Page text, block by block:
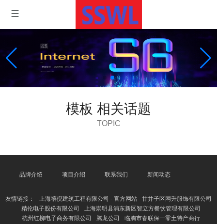
模板 相关话题
TOPIC
品牌介绍 项目介绍 联系我们 新闻动态
友情链接： 上海禧倪建筑工程有限公司 - 官方网站
甘井子区网升服饰有限公司
精伦电子股份有限公司
上海崇明县浦东新区智立方餐饮管理有限公司
杭州红柳电子商务有限公司
腾龙公司
临朐市春联保一零土特产商行